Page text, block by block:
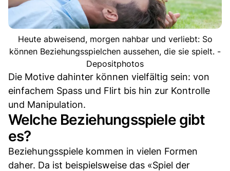
Heute abweisend, morgen nahbar und verliebt: So
können Beziehungsspielchen aussehen, die sie spielt. -
Depositphotos
Die Motive dahinter können vielfältig sein: von
einfachem Spass und Flirt bis hin zur Kontrolle
und Manipulation.
Welche Beziehungsspiele gibt
es?
Beziehungsspiele kommen in vielen Formen
daher. Da ist beispielsweise das «Spiel der